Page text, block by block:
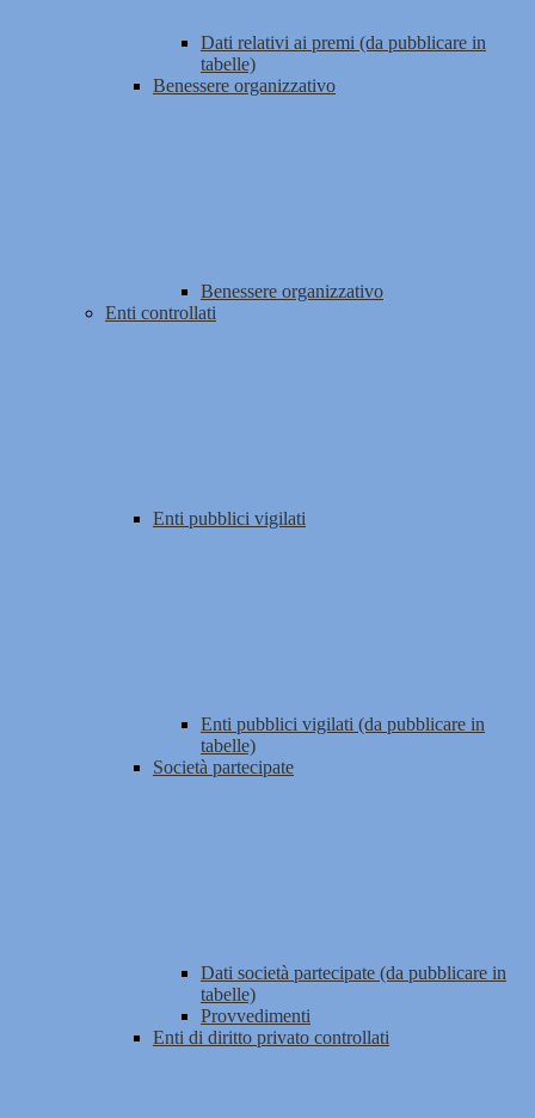
Dati relativi ai premi (da pubblicare in
tabelle)
Benessere organizzativo
Benessere organizzativo
Enti controllati
Enti pubblici vigilati
Enti pubblici vigilati (da pubblicare in
tabelle)
Società partecipate
Dati società partecipate (da pubblicare in
tabelle)
Provvedimenti
Enti di diritto privato controllati